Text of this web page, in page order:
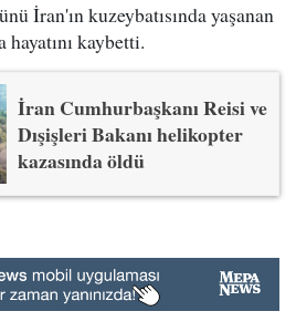
İran'ın kuzeybatısında yaşanan
kaybetti.
İran Cumhurbaşkanı Reisi ve
Dışişleri Bakanı helikopter
kazasında öldü